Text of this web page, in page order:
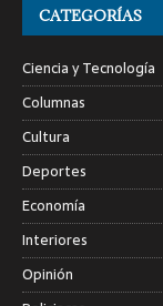
CATEGORÍAS
Ciencia y Tecnología
Columnas
Cultura
Deportes
Economía
Interiores
Opinión